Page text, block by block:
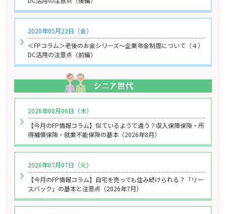
2020年05月22日（金）
＜FPコラム＞老後のお金シリーズ～企業年金制度について（４）
DC活用の注意点（前編）
2026年08月06日（木）
【今月のFP情報コラム】似ているようで違う？収入保障保険・所
得補償保険・就業不能保険の基本（2026年8月）
2026年07月07日（火）
【今月のFP情報コラム】自宅を売っても住み続けられる？「リー
スバック」の基本と注意点（2026年7月）